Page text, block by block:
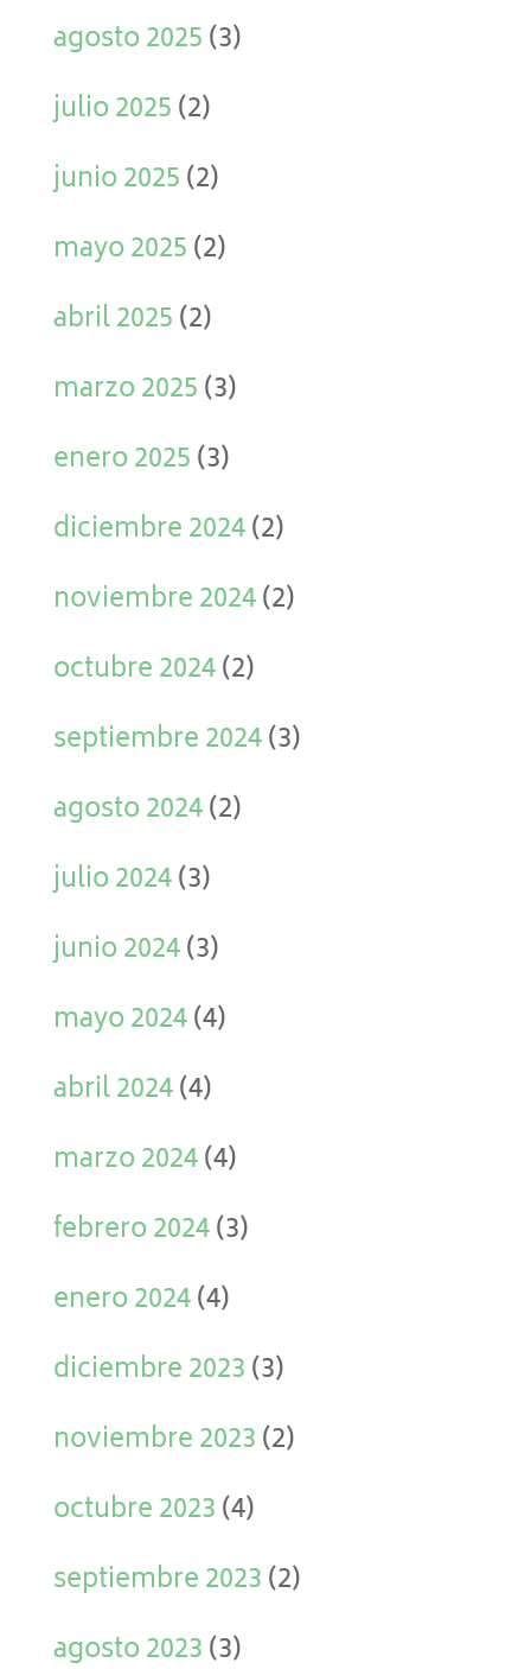
agosto 2025(3)
julio 2025(2)
junio 2025(2)
mayo 2025(2)
abril 2025(2)
marzo 2025(3)
enero 2025(3)
diciembre 2024(2)
noviembre 2024(2)
octubre 2024(2)
septiembre 2024(3)
agosto 2024(2)
julio 2024(3)
junio 2024(3)
mayo 2024(4)
abril 2024(4)
marzo 2024(4)
febrero 2024(3)
enero 2024(4)
diciembre 2023(3)
noviembre 2023(2)
octubre 2023(4)
septiembre 2023(2)
agosto 2023(3)